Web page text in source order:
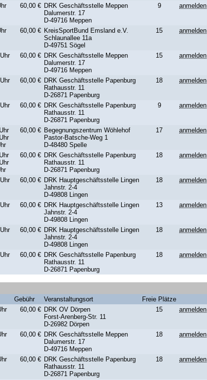
60,00 € DRK Geschäftsstelle Meppen
Dalumerstr. 17
D-49716 Meppen
9 anmelden
60,00 € KreisSportBund Emsland e.V.
Schlaunallee 11a
D-49751 Sögel
15 anmelden
60,00 € DRK Geschäftsstelle Meppen
Dalumerstr. 17
D-49716 Meppen
15 anmelden
60,00 € DRK Geschäftsstelle Papenburg
Rathausstr. 11
D-26871 Papenburg
18 anmelden
60,00 € DRK Geschäftsstelle Papenburg
Rathausstr. 11
D-26871 Papenburg
9 anmelden
60,00 € Begegnungszentrum Wöhlehof
Pastor-Batsche-Weg 1
D-48480 Spelle
17 anmelden
60,00 € DRK Geschäftsstelle Papenburg
Rathausstr. 11
D-26871 Papenburg
18 anmelden
60,00 € DRK Hauptgeschäftsstelle Lingen
Jahnstr. 2-4
D-49808 Lingen
18 anmelden
60,00 € DRK Hauptgeschäftsstelle Lingen
Jahnstr. 2-4
D-49808 Lingen
13 anmelden
60,00 € DRK Hauptgeschäftsstelle Lingen
Jahnstr. 2-4
D-49808 Lingen
18 anmelden
60,00 € DRK Geschäftsstelle Papenburg
Rathausstr. 11
D-26871 Papenburg
18 anmelden
Gebühr Veranstaltungsort
Freie Plätze
60,00 € DRK OV Dörpen
Forst-Arenberg-Str. 11
D-26982 Dörpen
15 anmelden
60,00 € DRK Geschäftsstelle Meppen
Dalumerstr. 17
D-49716 Meppen
18 anmelden
60,00 € DRK Geschäftsstelle Papenburg
Rathausstr. 11
D-26871 Papenburg
18 anmelden